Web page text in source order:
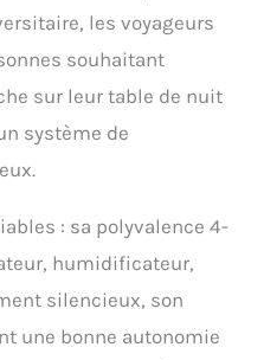
les voyageurs
souhaitant
sur leur table de nuit
système de
: sa polyvalence 4-
humidificateur,
silencieux, son
une bonne autonomie